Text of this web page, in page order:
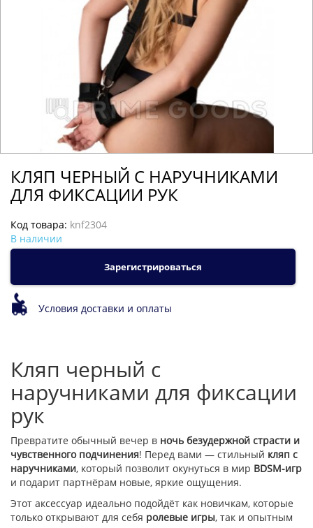
КЛЯП ЧЕРНЫЙ С НАРУЧНИКАМИ
ДЛЯ ФИКСАЦИИ РУК
Код товара: knf2304
В наличии
Зарегистрироваться
Условия доставки и оплаты
Кляп черный с
наручниками для фиксации
рук
Превратите обычный вечер в ночь безудержной страсти и
чувственного подчинения! Перед вами — стильный кляп с
наручниками, который позволит окунуться в мир BDSM-игр
и подарит партнёрам новые, яркие ощущения.
Этот аксессуар идеально подойдёт как новичкам, которые
только открывают для себя ролевые игры, так и опытным